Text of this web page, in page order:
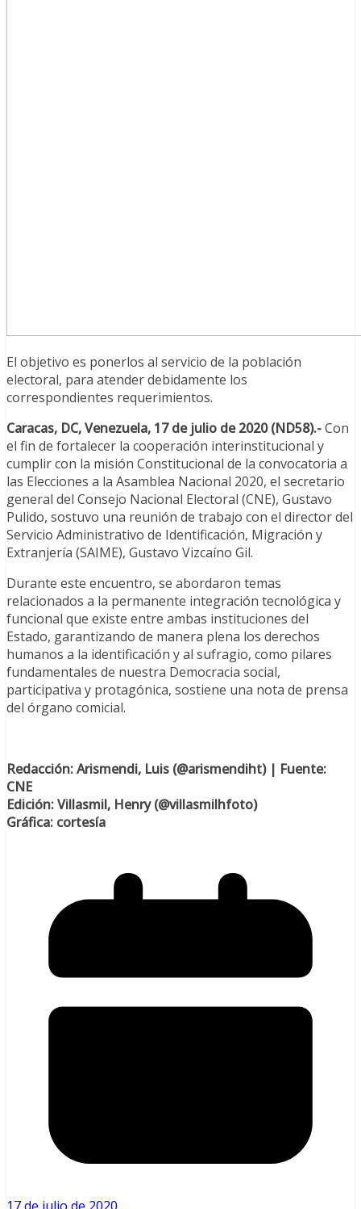
El objetivo es ponerlos al servicio de la población
electoral, para atender debidamente los
correspondientes requerimientos.
Caracas, DC, Venezuela, 17 de julio de 2020 (ND58).-Con
el fin de fortalecer la cooperación interinstitucional y
cumplir con la misión Constitucional de la convocatoria a
las Elecciones a la Asamblea Nacional 2020, el secretario
general del Consejo Nacional Electoral (CNE), Gustavo
Pulido, sostuvo una reunión de trabajo con el director del
Servicio Administrativo de Identificación, Migración y
Extranjería (SAIME), Gustavo Vizcaíno Gil.
Durante este encuentro, se abordaron temas
relacionados a la permanente integración tecnológica y
funcional que existe entre ambas instituciones del
Estado, garantizando de manera plena los derechos
humanos a la identificación y al sufragio, como pilares
fundamentales de nuestra Democracia social,
participativa y protagónica, sostiene una nota de prensa
del órgano comicial.
Redacción: Arismendi, Luis (@arismendiht) | Fuente:
CNE
Edición: Villasmil, Henry (@villasmilhfoto)
Gráfica: cortesía